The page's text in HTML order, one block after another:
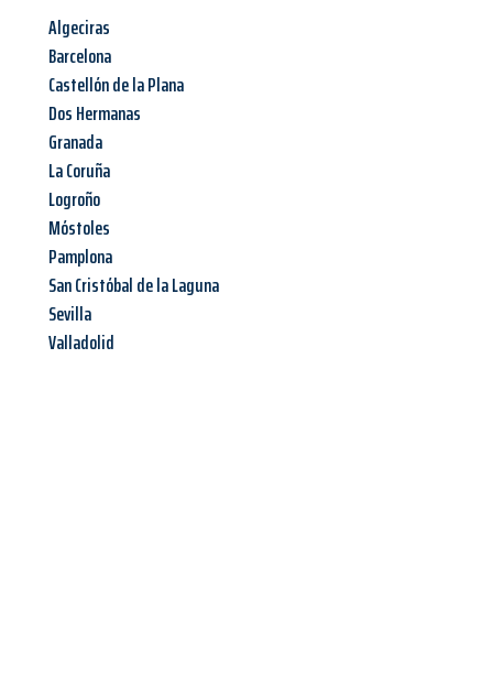
Algeciras
Barcelona
Castellón de la Plana
Dos Hermanas
Granada
La Coruña
Logroño
Móstoles
Pamplona
San Cristóbal de la Laguna
Sevilla
Valladolid